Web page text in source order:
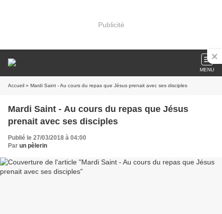
Publicité
MENU
Accueil » Mardi Saint - Au cours du repas que Jésus prenait avec ses disciples
Mardi Saint - Au cours du repas que Jésus
prenait avec ses disciples
Publié le 27/03/2018 à 04:00
Par un pèlerin